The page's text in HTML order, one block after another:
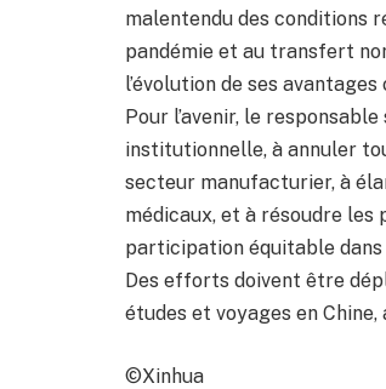
malentendu des conditions
pandémie et au transfert
l’évolution de ses
Pour l’avenir, le
institutionnelle, à annuler
secteur manufacturier, à
médicaux, et à résoudre
participation équitable
Des efforts doivent être
études et voyages en
©Xinhua